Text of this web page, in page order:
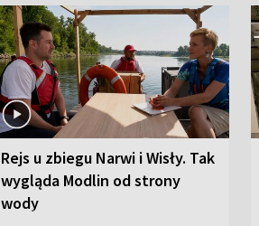
Rejs u zbiegu Narwi i Wisły. Tak
wygląda Modlin od strony
wody